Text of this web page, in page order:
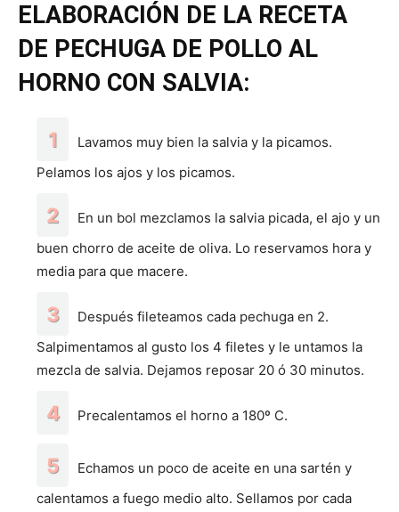
ELABORACIÓN DE LA RECETA
DE PECHUGA DE POLLO AL
HORNO CON SALVIA:
Lavamos muy bien la salvia y la picamos.
Pelamos los ajos y los picamos.
En un bol mezclamos la salvia picada, el ajo y un
buen chorro de aceite de oliva. Lo reservamos hora y
media para que macere.
Después fileteamos cada pechuga en 2.
Salpimentamos al gusto los 4 filetes y le untamos la
mezcla de salvia. Dejamos reposar 20 ó 30 minutos.
Precalentamos el horno a 180º C.
Echamos un poco de aceite en una sartén y
calentamos a fuego medio alto. Sellamos por cada